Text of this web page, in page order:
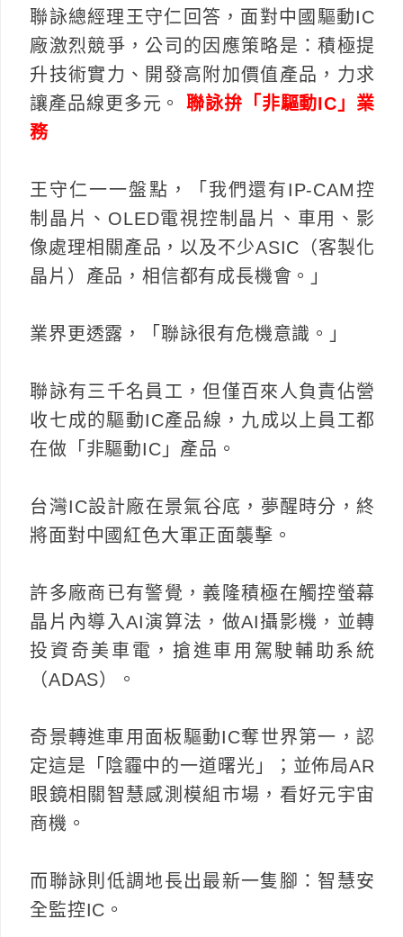
聯詠總經理王守仁回答，面對中國驅動IC
廠激烈競爭，公司的因應策略是：積極提
升技術實力、開發高附加價值產品，力求
讓產品線更多元。聯詠拚「非驅動IC」業
務
王守仁一一盤點，「我們還有IP-CAM控
制晶片、OLED電視控制晶片、車用、影
像處理相關產品，以及不少ASIC（客製化
晶片）產品，相信都有成長機會。」
業界更透露，「聯詠很有危機意識。」
聯詠有三千名員工，但僅百來人負責佔營
收七成的驅動IC產品線，九成以上員工都
在做「非驅動IC」產品。
台灣IC設計廠在景氣谷底，夢醒時分，終
將面對中國紅色大軍正面襲擊。
許多廠商已有警覺，義隆積極在觸控螢幕
晶片內導入AI演算法，做AI攝影機，並轉
投資奇美車電，搶進車用駕駛輔助系統
（ADAS）。
奇景轉進車用面板驅動IC奪世界第一，認
定這是「陰霾中的一道曙光」；並佈局AR
眼鏡相關智慧感測模組市場，看好元宇宙
商機。
而聯詠則低調地長出最新一隻腳：智慧安
全監控IC。